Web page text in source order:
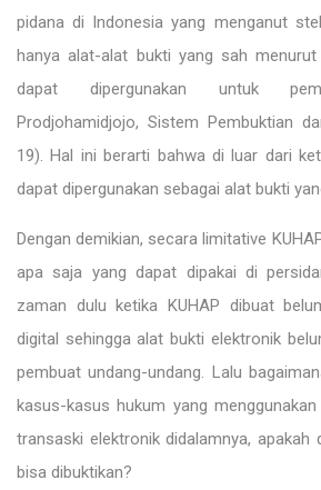
pidana di Indonesia yang menganut
hanya alat-alat bukti yang sah menurut
dapat dipergunakan untuk
Prodjohamidjojo, Sistem Pembuktian
19). Hal ini berarti bahwa di luar dari
dapat dipergunakan sebagai alat bukti
Dengan demikian, secara limitative
apa saja yang dapat dipakai di
zaman dulu ketika KUHAP dibuat
digital sehingga alat bukti elektronik
pembuat undang-undang. Lalu
kasus-kasus hukum yang
transaski elektronik didalamnya, apakah
bisa dibuktikan?